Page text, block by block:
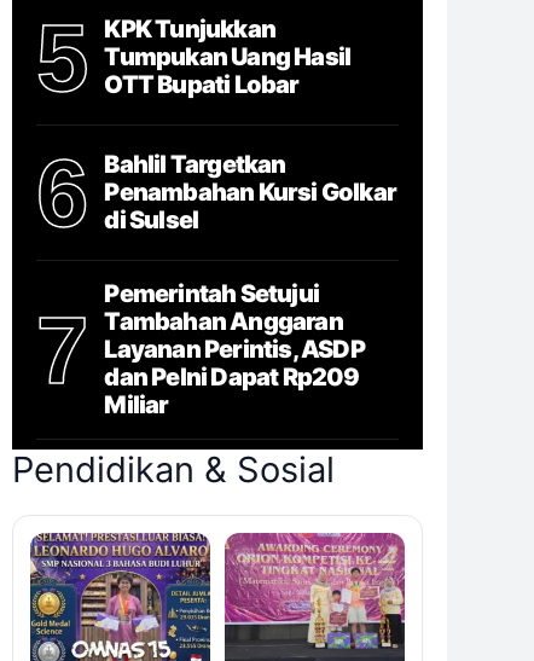
5
KPK Tunjukkan
Tumpukan Uang Hasil
OTT Bupati Lobar
6
Bahlil Targetkan
Penambahan Kursi Golkar
di Sulsel
7
Pemerintah Setujui
Tambahan Anggaran
Layanan Perintis, ASDP
dan Pelni Dapat Rp209
Miliar
Pendidikan & Sosial